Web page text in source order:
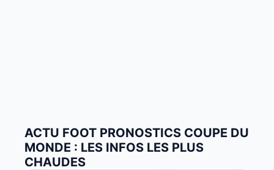
ACTU FOOT PRONOSTICS COUPE DU
MONDE : LES INFOS LES PLUS
CHAUDES